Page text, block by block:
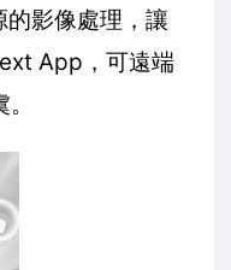
影像處理，讓
App，可遠端